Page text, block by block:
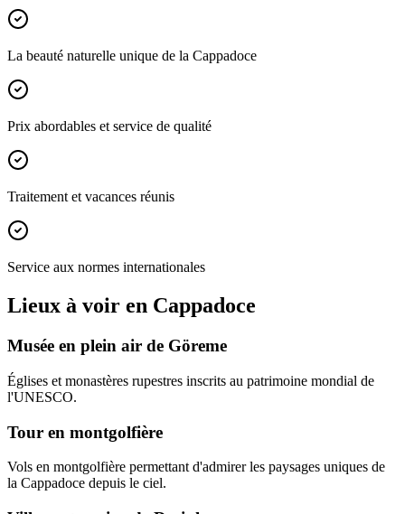
La beauté naturelle unique de la Cappadoce
Prix abordables et service de qualité
Traitement et vacances réunis
Service aux normes internationales
Lieux à voir en Cappadoce
Musée en plein air de Göreme
Églises et monastères rupestres inscrits au patrimoine mondial de
l'UNESCO.
Tour en montgolfière
Vols en montgolfière permettant d'admirer les paysages uniques de
la Cappadoce depuis le ciel.